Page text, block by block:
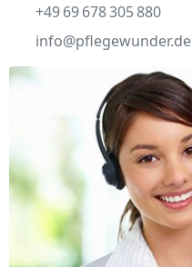
+49 69 678 305 880
info@pflegewunder.de